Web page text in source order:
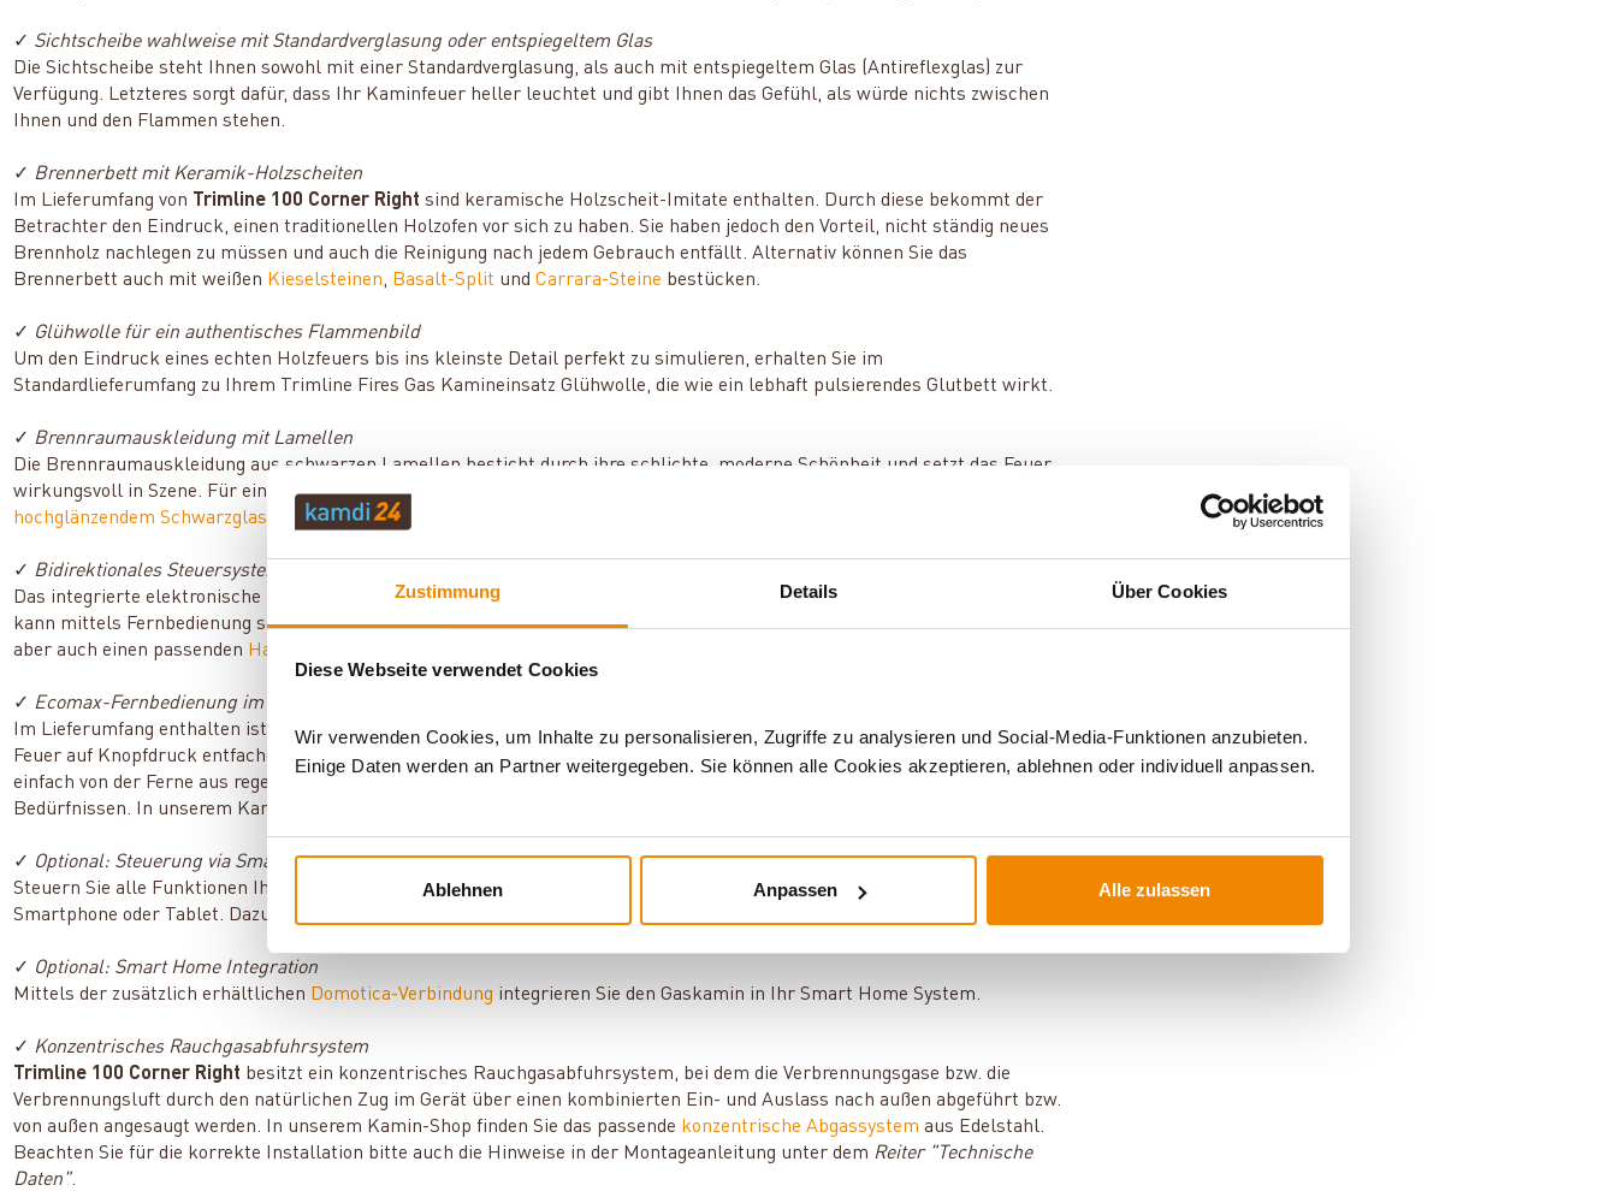
Zustimmung Details Über Cookies
Diese Webseite verwendet Cookies
Wir verwenden Cookies, um Inhalte zu personalisieren, Zugriffe zu analysieren und Social-Media-Funktionen anzubieten.
Einige Daten werden an Partner weitergegeben. Sie können alle Cookies akzeptieren, ablehnen oder individuell anpassen.
Ablehnen Anpassen Alle zulassen
✓ Sichtscheibe wahlweise mit Standardverglasung oder entspiegeltem Glas
Die Sichtscheibe steht Ihnen sowohl mit einer Standardverglasung, als auch mit entspiegeltem Glas (Antireflexglas) zur
Verfügung. Letzteres sorgt dafür, dass Ihr Kaminfeuer heller leuchtet und gibt Ihnen das Gefühl, als würde nichts zwischen
Ihnen und den Flammen stehen.
✓ Brennerbett mit Keramik-Holzscheiten
Im Lieferumfang von Trimline 100 Corner Right sind keramische Holzscheit-Imitate enthalten. Durch diese bekommt der
Betrachter den Eindruck, einen traditionellen Holzofen vor sich zu haben. Sie haben jedoch den Vorteil, nicht ständig neues
Brennholz nachlegen zu müssen und auch die Reinigung nach jedem Gebrauch entfällt. Alternativ können Sie das
Brennerbett auch mit weißen Kieselsteinen, Basalt-Split undCarrara-Steine bestücken.
✓ Glühwolle für ein authentisches Flammenbild
Um den Eindruck eines echten Holzfeuers bis ins kleinste Detail perfekt zu simulieren, erhalten Sie im
Standardlieferumfang zu Ihrem Trimline Fires Gas Kamineinsatz Glühwolle, die wie ein lebhaft pulsierendes Glutbett wirkt.
✓ Brennraumauskleidung mit Lamellen
Die Brennraumauskleidung aus schwarzen Lamellen besticht durch ihre schlichte, moderne Schönheit und setzt das Feuer
wirkungsvoll in Szene. Für einen noch eleganteren Auftritt steht Ihnen aber auch die optional erhältliche
hochglänzendem Schwarzglas zur Verfügung.
✓ Bidirektionales Steuersystem GV60
Das integrierte elektronische Zünd- und Steuersystem GV60 wurde vorrangig für den Einsatz in Gaskaminen entwickelt und
kann mittels Fernbedienung sowie myfire App gesteuert werden. GV60 wird über Batterien betrieben. Sie erhalten bei uns
aber auch einen passenden Hauptadapter
✓ Ecomax-Fernbedienung im Lieferumfang
Im Lieferumfang enthalten ist die Fernbedienung Ecomax mit integrierter Thermostatfunktion. Mit dieser können Sie das
Feuer auf Knopfdruck entfachen sowie die Flammenhöhe regulieren und auch die Temperatur und Betriebsdauer ganz
einfach von der Ferne aus regeln. Programmieren Sie außerdem festgelegte Heizzeiten ganz nach Ihren individuellen
Bedürfnissen. In unserem Kamin-Shop finden Sie zudem eine passende
✓ Optional: Steuerung via Smartphone und Tablet
Steuern Sie alle Funktionen Ihres Gaskamins über die kostenlose myfire App (iOS / Android) ganz bequem mit Ihrem
Smartphone oder Tablet. Dazu benötigen Sie das optional erhältliche
✓ Optional: Smart Home Integration
Mittels der zusätzlich erhältlichen Domotica-Verbindung integrieren Sie den Gaskamin in Ihr Smart Home System.
✓ KonzentrischesRauchgasabfuhrsystem
Trimline 100 Corner Right besitzt ein konzentrisches Rauchgasabfuhrsystem, bei dem die Verbrennungsgase bzw. die
Verbrennungsluft durch den natürlichen Zug im Gerät über einen kombinierten Ein- und Auslass nach außen abgeführt bzw.
von außen angesaugt werden. In unserem Kamin-Shop finden Sie das passende konzentrische Abgassystem aus Edelstahl.
Beachten Sie für die korrekte Installation bitte auch die Hinweise in der Montageanleitung unter dem Reiter "Technische
Daten".